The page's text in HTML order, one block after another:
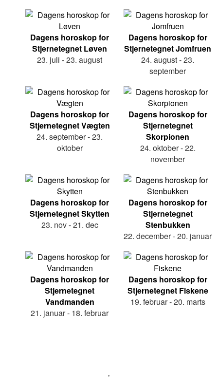
Dagens horoskop for
Stjernetegnet Løven
23. juli - 23. august
Dagens horoskop for
Stjernetegnet Jomfruen
24. august - 23.
september
Dagens horoskop for
Stjernetegnet Vægten
24. september - 23.
oktober
Dagens horoskop for
Stjernetegnet
Skorpionen
24. oktober - 22.
november
Dagens horoskop for
Stjernetegnet Skytten
23. nov - 21. dec
Dagens horoskop for
Stjernetegnet
Stenbukken
22. december - 20. januar
Dagens horoskop for
Stjernetegnet
Vandmanden
21. januar - 18. februar
Dagens horoskop for
Stjernetegnet Fiskene
19. februar - 20. marts